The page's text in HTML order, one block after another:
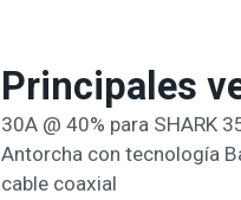
Principales
30A @ 40% para SHARK
Antorcha con tecnología
cable coaxial